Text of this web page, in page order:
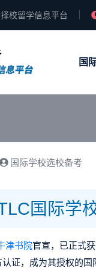
校留学信息平台
国
国际学校选校备考
国际学
津书院官宣， 已正式
证，成为其授权的国